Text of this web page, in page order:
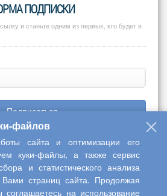
ПОДПИСКИ
и станьте одним из первых, кто будет в
Подписаться
научного сотрудничества «Интерактив
файлов
сайта и оптимизации его
куки-файлы, а также сервис
и статистического анализа
страниц сайта. Продолжая
соглашаетесь на использование